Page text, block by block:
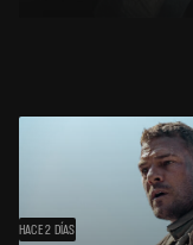
HACE 2 DÍAS